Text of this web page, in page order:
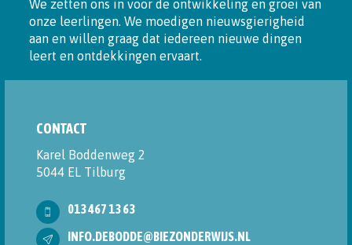
We zetten ons in voor de ontwikkeling en groei van
onze leerlingen. We moedigen nieuwsgierigheid
aan en willen graag dat iedereen nieuwe dingen
leert en ontdekkingen ervaart.
CONTACT
Karel Boddenweg 2
5044 EL Tilburg
013 467 13 63
INFO.DEBODDE@BIEZONDERWIJS.NL